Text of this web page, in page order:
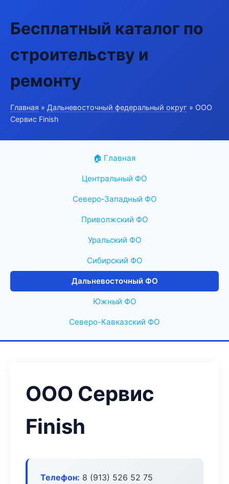
Бесплатный каталог по
строительству и
ремонту
Главная » Дальневосточный федеральный округ » ООО
Сервис Finish
🏠 Главная
Центральный ФО
Северо-Западный ФО
Приволжский ФО
Уральский ФО
Сибирский ФО
Дальневосточный ФО
Южный ФО
Северо-Кавказский ФО
ООО Сервис
Finish
Телефон: 8 (913) 526 52 75